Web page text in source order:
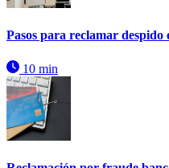
Pasos para reclamar
10 min